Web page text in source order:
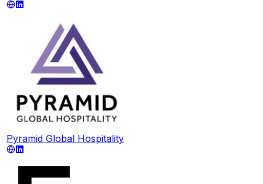
Pyramid Global Hospitality